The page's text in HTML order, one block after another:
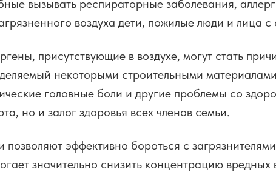
вызывать респираторные заболевания,
воздуха дети, пожилые люди и лица
присутствующие в воздухе, могут стать
некоторыми строительными
головные боли и другие проблемы со
но и залог здоровья всех членов семьи.
эффективно бороться с
значительно снизить концентрацию